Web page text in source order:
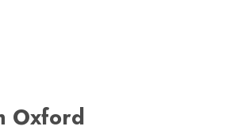
Oxford